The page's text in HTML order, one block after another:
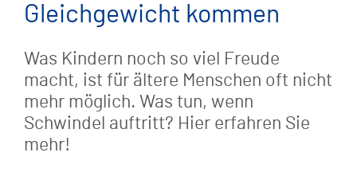
Gleichgewicht kommen
Was Kindern noch so viel Freude
macht, ist für ältere Menschen oft nicht
mehr möglich. Was tun, wenn
Schwindel auftritt? Hier erfahren Sie
mehr!